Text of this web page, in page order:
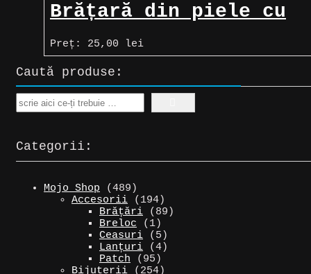
Brățară din piele cu
zodia Leu
Preț: 25,00 lei
Caută produse:
Categorii:
Mojo Shop 489489
de
produse
Accesorii 194194
de
produse
Brățări 8989
Breloc 11
produs
Ceasuri 55
produse
Lanțuri 44
Patch 9595
de
Bijuterii 254254